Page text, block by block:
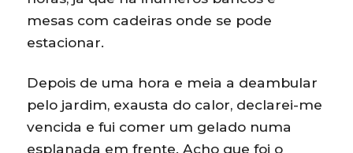
mesas com cadeiras onde se pode
estacionar.
Depois de uma hora e meia a deambular
pelo jardim, exausta do calor, declarei-me
vencida e fui comer um gelado numa
esplanada em frente. Acho que foi o